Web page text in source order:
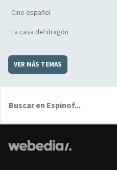
Cine español
La casa del dragón
VER MÁS TEMAS